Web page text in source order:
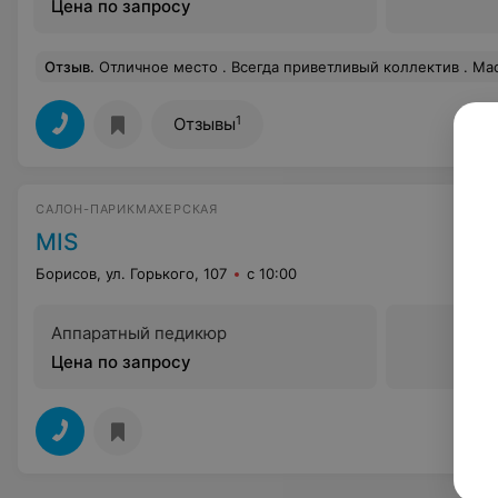
Цена по запросу
Отзыв. Отличное место . Всегда приветливый коллектив . Мастера своего дела , сделают все
Отзывы1
САЛОН-ПАРИКМАХЕРСКАЯ
MIS
Борисов, ул. Горького, 107 с 10:00
Аппаратный педикюр
Цена по запросу